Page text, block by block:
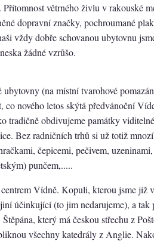
Přítomnost větrného živlu v rakouské
dopravní značky, pochroumané
vždy dobře schovanou ubytovnu
žádné vzrůšo.
(na místní tvarohové
co nového letos skýtá předvánoční
tradičně obdivujeme památky
Bez radničních trhů si už totiž
čepicemi, pečivem,
punčem,.....
Vídně. Kopuli, kterou jsme již
účinkující (to jim nedarujeme), a tak
který má českou střechu z
všechny katedrály z Anglie.